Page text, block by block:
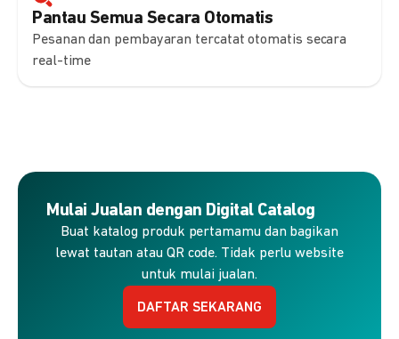
Pantau Semua Secara Otomatis
Pesanan dan pembayaran tercatat otomatis secara
real-time
Mulai Jualan dengan Digital Catalog
Buat katalog produk pertamamu dan bagikan
lewat tautan atau QR code. Tidak perlu website
untuk mulai jualan.
DAFTAR SEKARANG